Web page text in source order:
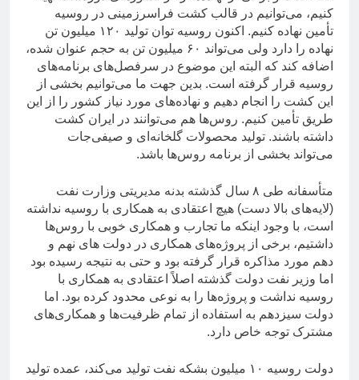
کنیم، می‌توانیم در قالب کشت فراسرزمینی در روسیه
تأمین نهاده کنیم. اکنون روسیه توان تولید ۱۲۰ میلیون تن
نهاده را دارد ولی می‌تواند ۶۰ میلیون تن به حجم عنوان شده،
اضافه کند که البته این موضوع در سرفصل‌های برنامه‌های
روسیه قرار گرفته است. بدین جهت ما می‌توانیم بخشی از
این کشت را انجام دهیم و نهاده‌های مورد نیاز کشور را از این
طریق تأمین کنیم. روس‌ها هم می‌توانند در ایران کشت
داشته باشند. تولید محصولات گلخانه‌ای و صیفی‌جات
می‌تواند بخشی از برنامه روس‌ها باشد.
متأسفانه طی ۸ سال گذشته بدنه مدیریتی وزارت نفت
(لایه‌های بالا دست) هیچ اعتقادی به همکاری با روسیه نداشته
است، با وجود اینکه ما تجارب و همکاری خوبی با روس‌ها
داشتیم، برخی از پروژه‌های همکاری در دولت های نهم و
دهم مورد مذاکره قرار گرفته بود و حتی به نتیجه رسیده بود
اما وزیر نفت دولت گذشته اصلاً اعتقادی به همکاری با
روسیه نداشت و پروژه‌ها را به نوعی محدود کرده بود. اما
دولت سیزدهم به استفاده از تمام ظرفیت‌ها و همکاری‌های
مشترک توجه خاص دارد.
دولت روسیه ۱۰ میلیون بشکه نفت تولید می‌کند، عمده تولید